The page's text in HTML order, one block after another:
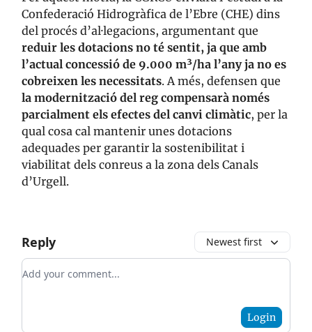
Confederació Hidrogràfica de l’Ebre (CHE) dins
del procés d’al·legacions, argumentant que
reduir les dotacions no té sentit, ja que amb
l’actual concessió de 9.000 m³/ha l’any ja no es
cobreixen les necessitats. A més, defensen que
la modernització del reg compensarà només
parcialment els efectes del canvi climàtic, per la
qual cosa cal mantenir unes dotacions
adequades per garantir la sostenibilitat i
viabilitat dels conreus a la zona dels Canals
d’Urgell.
Reply Newest first
Add your comment
Login